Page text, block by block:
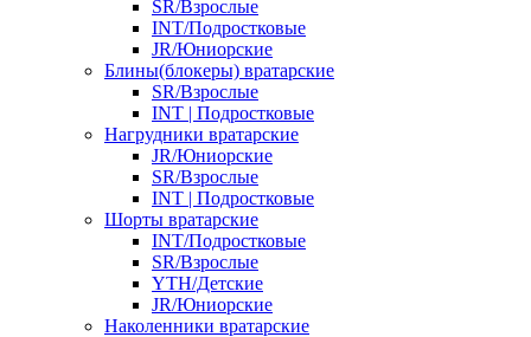
SR/Взрослые
INT/Подростковые
JR/Юниорские
Блины(блокеры) вратарские
SR/Взрослые
INT | Подростковые
Нагрудники вратарские
JR/Юниорские
SR/Взрослые
INT | Подростковые
Шорты вратарские
INT/Подростковые
SR/Взрослые
YTH/Детские
JR/Юниорские
Наколенники вратарские